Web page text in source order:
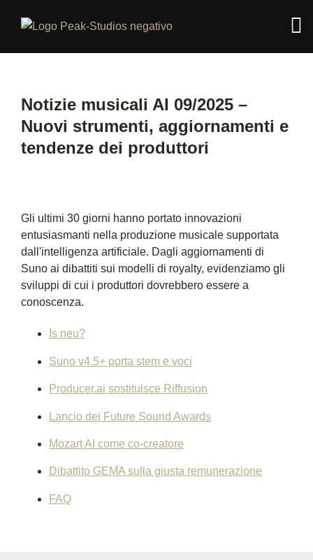
Notizie musicali AI 09/2025 –
Nuovi strumenti, aggiornamenti e
tendenze dei produttori
Gli ultimi 30 giorni hanno portato innovazioni
entusiasmanti nella produzione musicale supportata
dall'intelligenza artificiale. Dagli aggiornamenti di
Suno ai dibattiti sui modelli di royalty, evidenziamo gli
sviluppi di cui i produttori dovrebbero essere a
conoscenza.
Is neu?
Suno v4.5+ porta stem e voci
Producer.ai sostituisce Riffusion
Lancio dei Future Sound Awards
Mozart AI come co-creatore
Dibattito GEMA sulla giusta remunerazione
FAQ